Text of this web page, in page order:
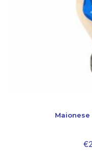
Maionese
€